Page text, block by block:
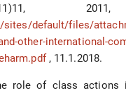
WD(2011)11,
sites/default/files/
other-international-
, 11.1.2018.
role of class actions